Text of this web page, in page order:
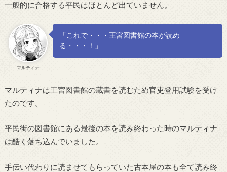
一般的に合格する平民はほとんど出ていません。
マルティナ
「これで・・・王宮図書館の本が読め
る・・・！」
マルティナは王宮図書館の蔵書を読むため官吏登用試験を受け
たのです。
平民街の図書館にある最後の本を読み終わった時のマルティナ
は酷く落ち込んでいました。
手伝い代わりに読ませてもらっていた古本屋の本も全て読み終